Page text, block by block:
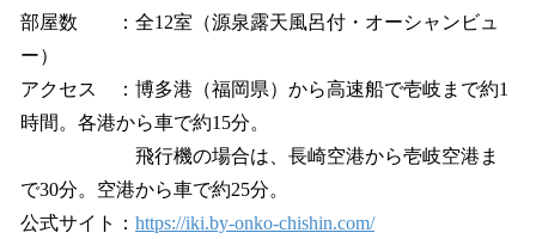
部屋数 ：全12室（源泉露天風呂付・オーシャンビュ
ー）
アクセス ：博多港（福岡県）から高速船で壱岐まで約1
時間。各港から車で約15分。
飛行機の場合は、長崎空港から壱岐空港ま
で30分。空港から車で約25分。
公式サイト： https://iki.by-onko-chishin.com/